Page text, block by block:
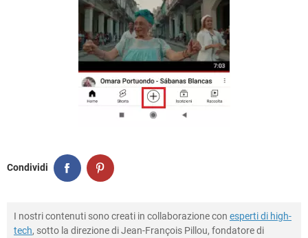
Condividi
I nostri contenuti sono creati in collaborazione con esperti di high-
tech, sotto la direzione di Jean-François Pillou, fondatore di